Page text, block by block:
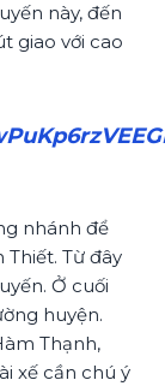
này, đến
giao với cao
nhánh để
Thiết. Từ đây
Ở cuối
huyện.
Thạnh,
xế cần chú ý